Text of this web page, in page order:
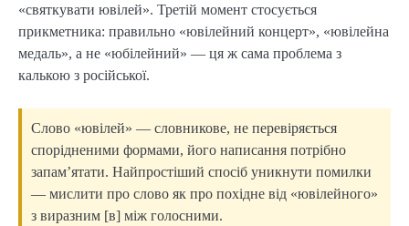
«святкувати ювілей». Третій момент стосується
прикметника: правильно «ювілейний концерт», «ювілейна
медаль», а не «юбілейний» — ця ж сама проблема з
калькою з російської.
Слово «ювілей» — словникове, не перевіряється
спорідненими формами, його написання потрібно
запам’ятати. Найпростіший спосіб уникнути помилки
— мислити про слово як про похідне від «ювілейного»
з виразним [в] між голосними.